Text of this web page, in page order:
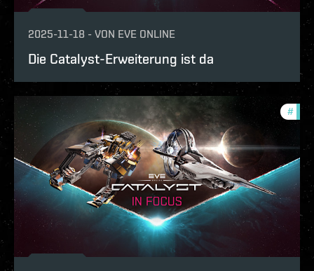
2025-11-18 - VON EVE ONLINE
Die Catalyst-Erweiterung ist da
#